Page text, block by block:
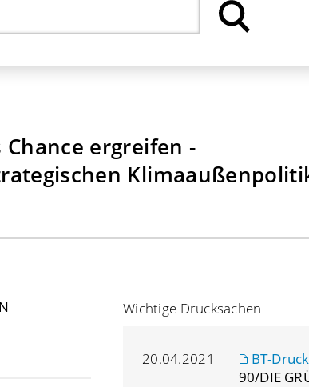
Chance ergreifen -
Wichtige Drucksachen
20.04.2021 BT-
90/DIE